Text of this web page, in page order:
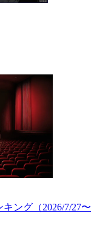
キング（2026/7/27〜